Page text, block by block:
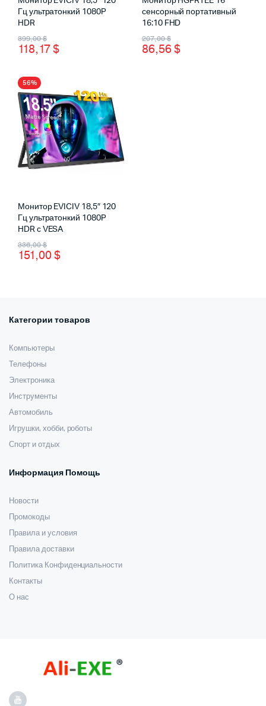
Гц ультратонкий 1080P
HDR
399,00$
Первоначальная
цена
399,00 $.
118,17$
Текущая
цена:
сенсорный портативный
16:10 FHD
207,00$
Первоначальная
цена
86,56$
Текущая
цена:
56%
Монитор EVICIV 18,5″ 120
Гц ультратонкий 1080P
HDR с VESA
336,00$
Первоначальная
цена
151,00$
Текущая
цена:
Категории товаров
Компьютеры
Телефоны
Электроника
Инструменты
Автомобиль
Игрушки, хобби, роботы
Спорт и отдых
Информация Помощь
Новости
Промокоды
Правила и условия
Правила доставки
Политика Конфиденциальности
Контакты
О нас